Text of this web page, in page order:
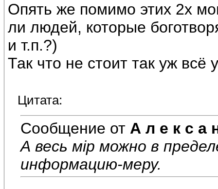
Опять же помимо этих 2х
ли людей, которые
и т.п.?)
Так что не стоит так уж всё
Цитата:
Сообщение от А л е к с а
А весь мiр можно в
информацию-меру.